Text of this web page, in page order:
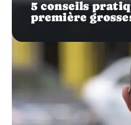
5 conseils
première